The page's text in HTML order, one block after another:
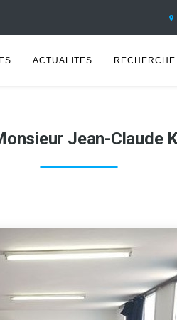
ACTUALITES RECHERCHE
Jean-Claude